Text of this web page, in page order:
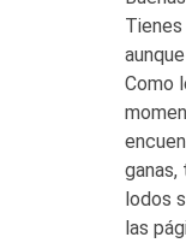
Como
ganas,
lodos
las